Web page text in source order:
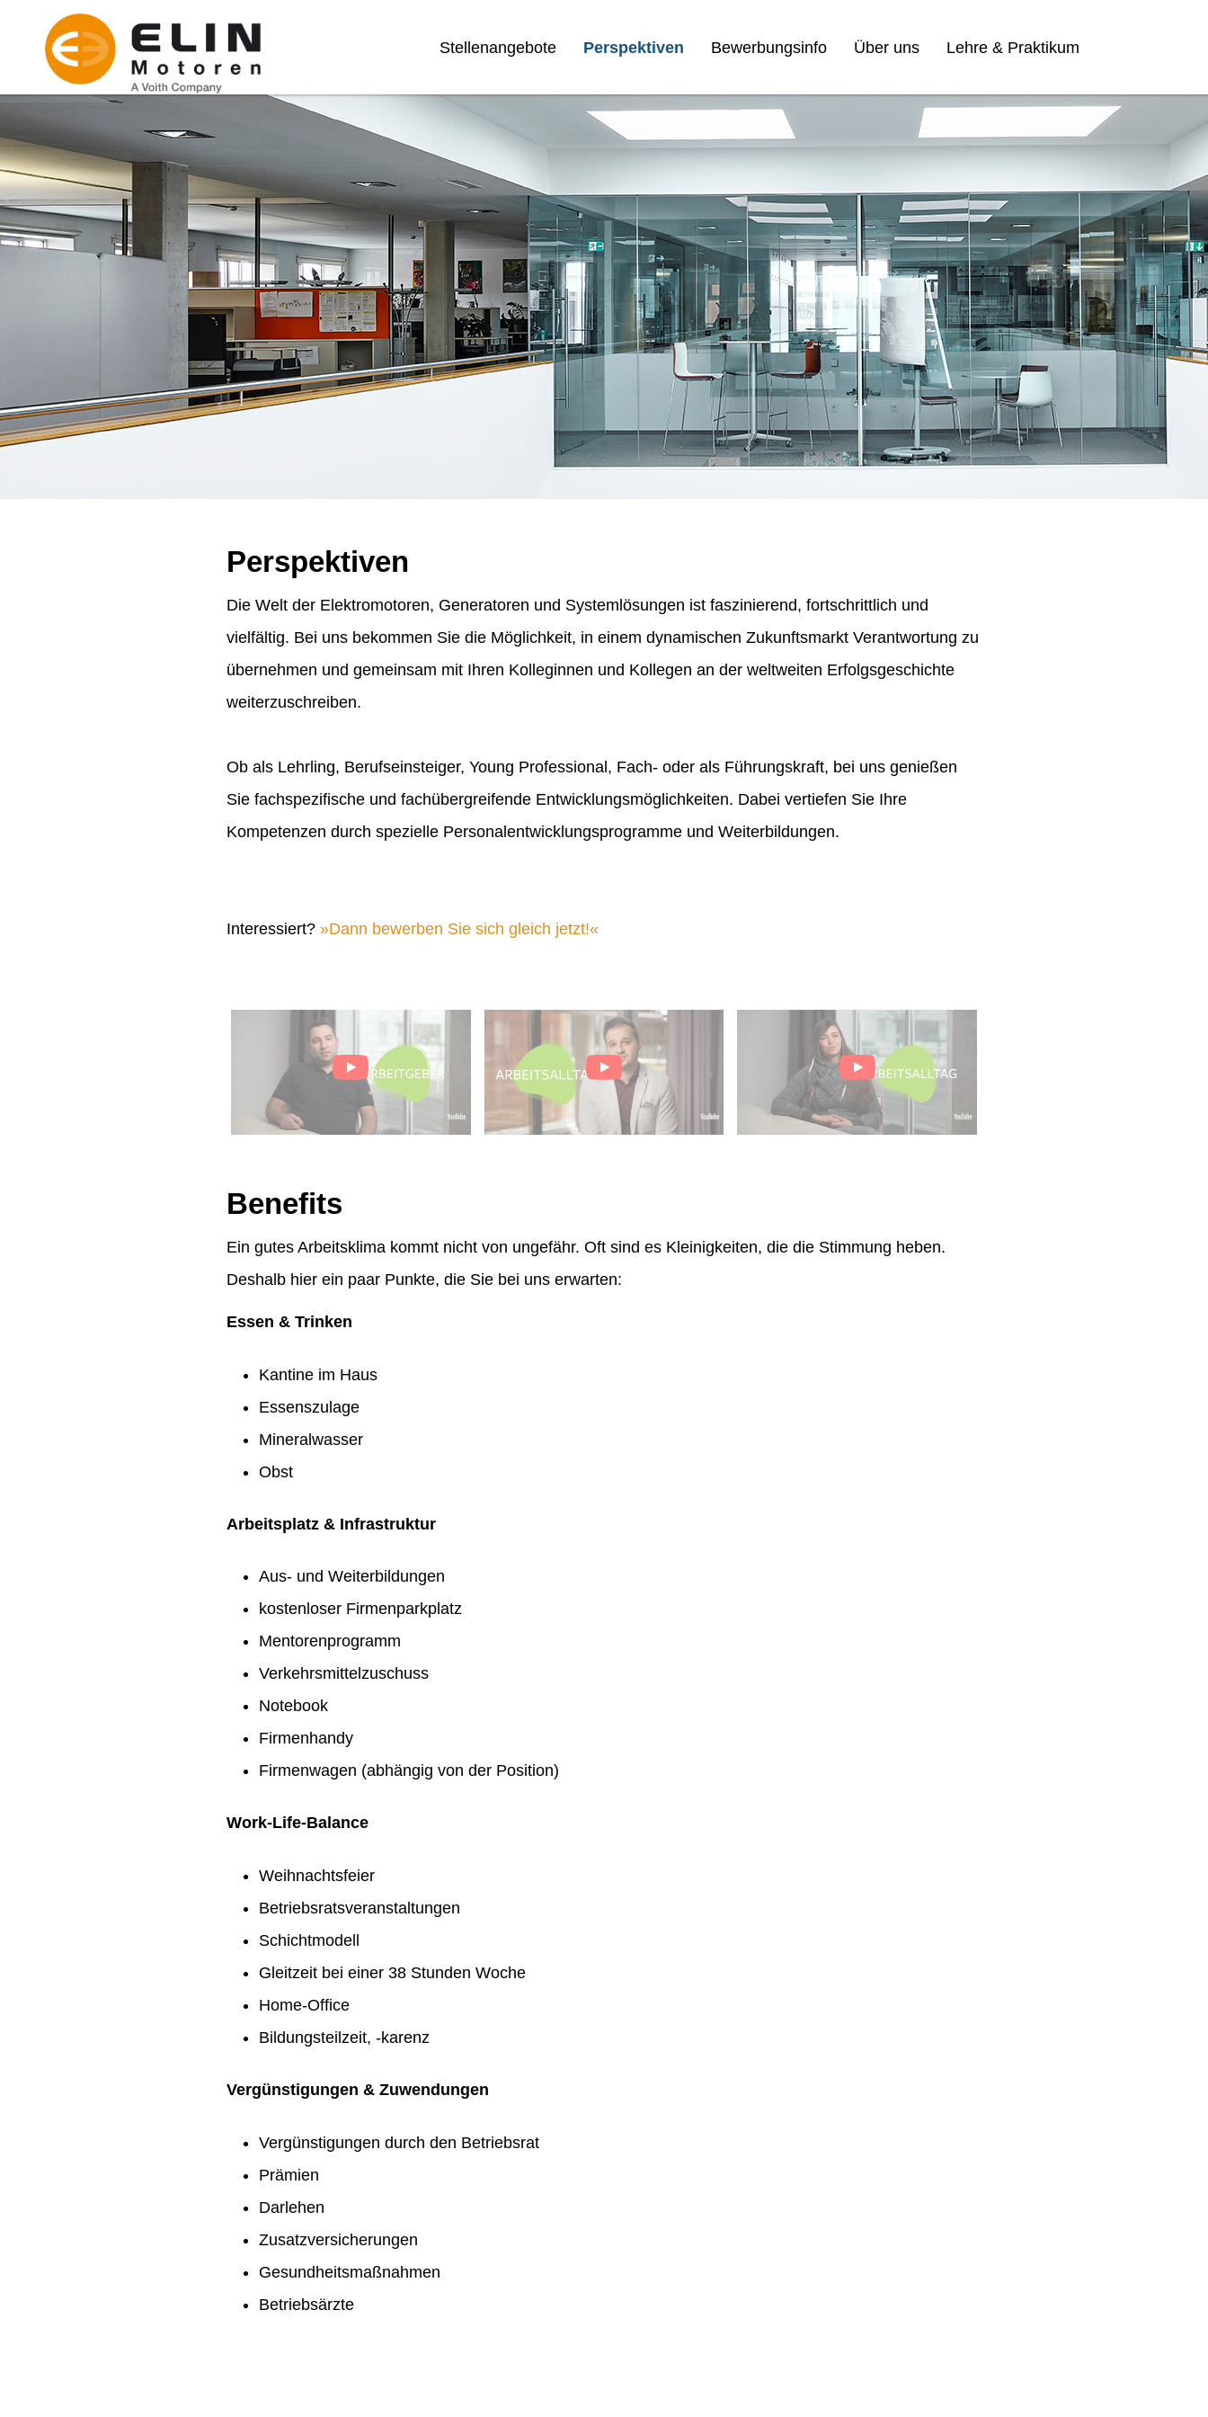
Stellenangebote Perspektiven Bewerbungsinfo Über uns Lehre & Praktikum
Perspektiven
Die Welt der Elektromotoren, Generatoren und Systemlösungen ist faszinierend, fortschrittlich und
vielfältig. Bei uns bekommen Sie die Möglichkeit, in einem dynamischen Zukunftsmarkt Verantwortung zu
übernehmen und gemeinsam mit Ihren Kolleginnen und Kollegen an der weltweiten Erfolgsgeschichte
weiterzuschreiben.
Ob als Lehrling, Berufseinsteiger, Young Professional, Fach- oder als Führungskraft, bei uns genießen
Sie fachspezifische und fachübergreifende Entwicklungsmöglichkeiten. Dabei vertiefen Sie Ihre
Kompetenzen durch spezielle Personalentwicklungsprogramme und Weiterbildungen.
Interessiert? Dann bewerben Sie sich gleich jetzt!
Benefits
Ein gutes Arbeitsklima kommt nicht von ungefähr. Oft sind es Kleinigkeiten, die die Stimmung heben.
Deshalb hier ein paar Punkte, die Sie bei uns erwarten:
Essen & Trinken
Kantine im Haus
Essenszulage
Mineralwasser
Obst
Arbeitsplatz & Infrastruktur
Aus- und Weiterbildungen
kostenloser Firmenparkplatz
Mentorenprogramm
Verkehrsmittelzuschuss
Notebook
Firmenhandy
Firmenwagen (abhängig von der Position)
Work-Life-Balance
Weihnachtsfeier
Betriebsratsveranstaltungen
Schichtmodell
Gleitzeit bei einer 38 Stunden Woche
Home-Office
Bildungsteilzeit, -karenz
Vergünstigungen & Zuwendungen
Vergünstigungen durch den Betriebsrat
Prämien
Darlehen
Zusatzversicherungen
Gesundheitsmaßnahmen
Betriebsärzte